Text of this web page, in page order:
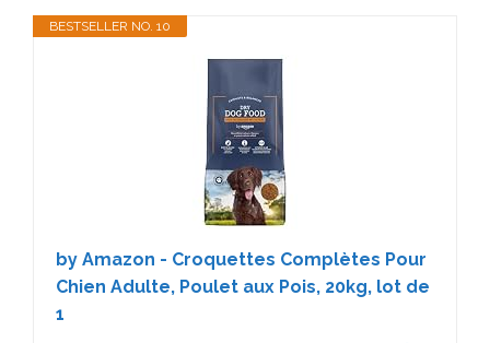
BESTSELLER NO. 10
by Amazon - Croquettes Complètes Pour
Chien Adulte, Poulet aux Pois, 20kg, lot de
1